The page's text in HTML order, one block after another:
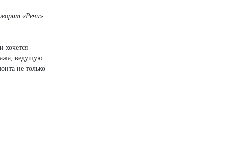
«Речи»
хочется
ведущую
не только